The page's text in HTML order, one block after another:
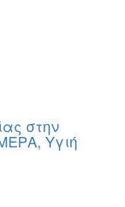
στην
Υγιή